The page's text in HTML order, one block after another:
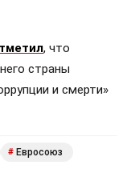
, что
страны
и смерти»
# Евросоюз